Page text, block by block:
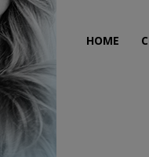
HOME